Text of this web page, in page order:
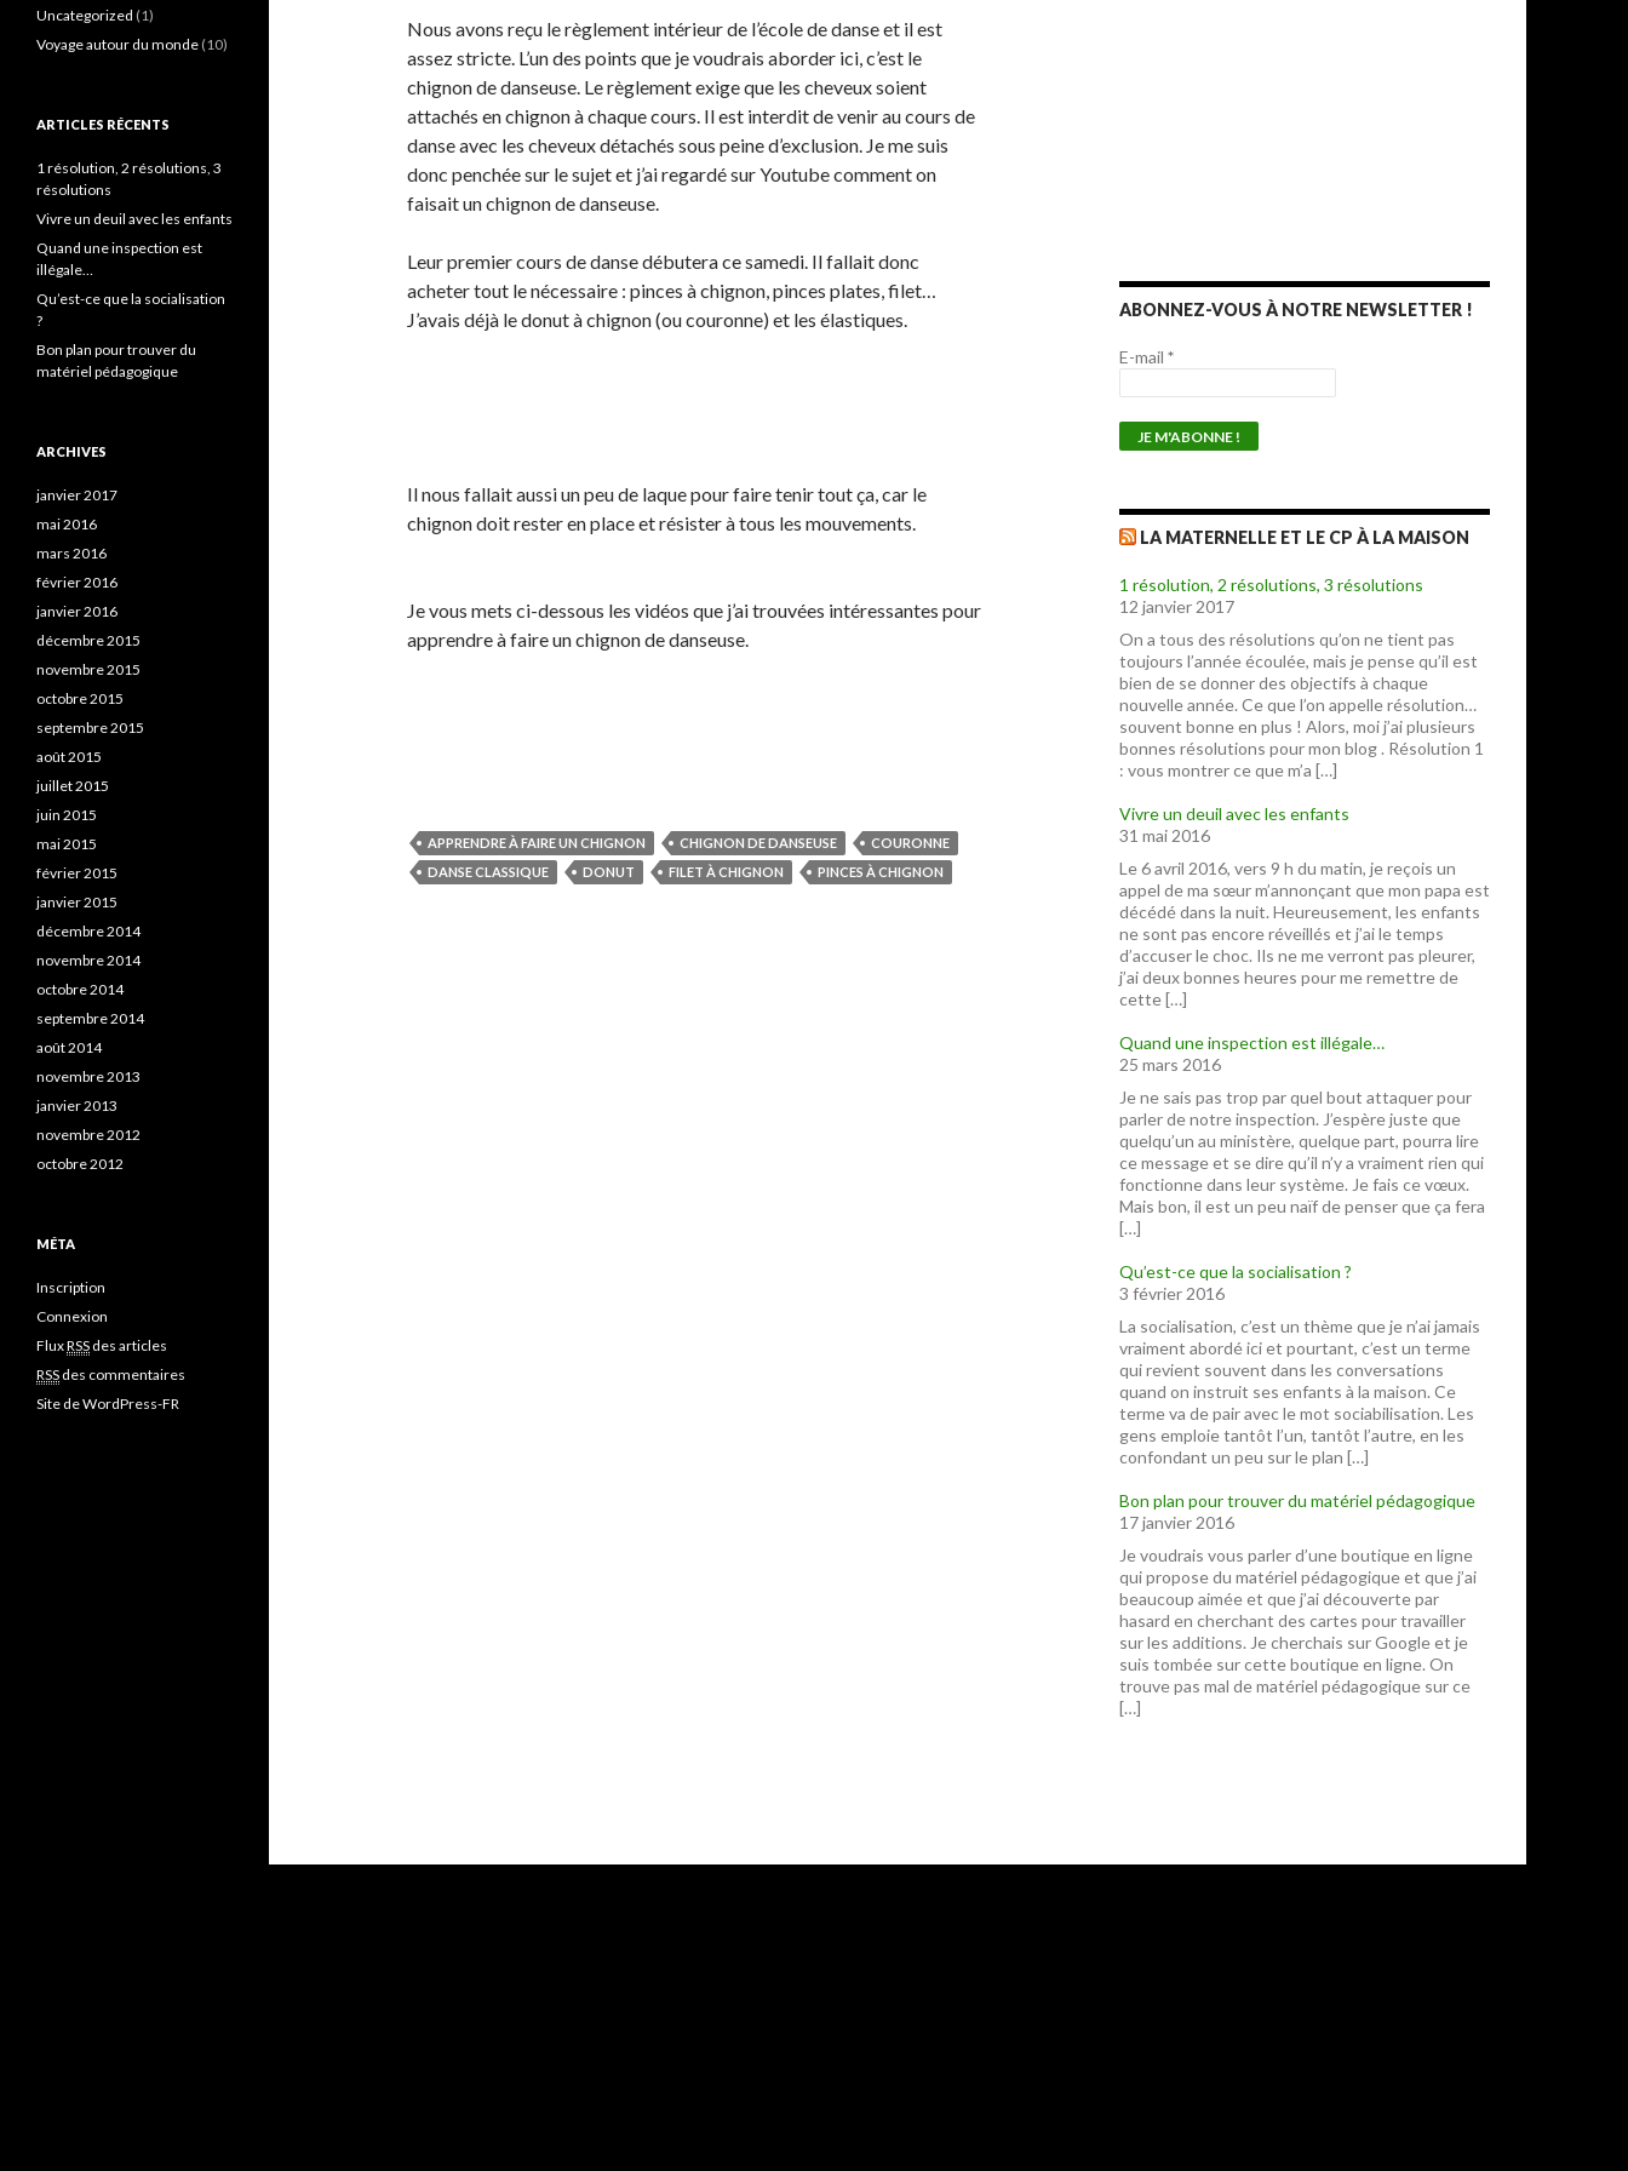
Nous avons reçu le règlement intérieur de l’école de danse et il est
assez stricte. L’un des points que je voudrais aborder ici, c’est le
chignon de danseuse. Le règlement exige que les cheveux soient
attachés en chignon à chaque cours. Il est interdit de venir au cours de
danse avec les cheveux détachés sous peine d’exclusion. Je me suis
donc penchée sur le sujet et j’ai regardé sur Youtube comment on
faisait un chignon de danseuse.
Leur premier cours de danse débutera ce samedi. Il fallait donc
acheter tout le nécessaire : pinces à chignon, pinces plates, filet…
J’avais déjà le donut à chignon (ou couronne) et les élastiques.
Il nous fallait aussi un peu de laque pour faire tenir tout ça, car le
chignon doit rester en place et résister à tous les mouvements.
Je vous mets ci-dessous les vidéos que j’ai trouvées intéressantes pour
apprendre à faire un chignon de danseuse.
APPRENDRE À FAIRE UN CHIGNON CHIGNON DE DANSEUSE
COURONNE
DANSE CLASSIQUE
DONUT FILET À CHIGNON PINCES À CHIGNON
ABONNEZ-VOUS À NOTRE NEWSLETTER !
E-mail *
LA MATERNELLE ET LE CP À LA MAISON
1 résolution, 2 résolutions, 3 résolutions
12 janvier 2017
On a tous des résolutions qu’on ne tient pas
toujours l’année écoulée, mais je pense qu’il est
bien de se donner des objectifs à chaque
nouvelle année. Ce que l’on appelle résolution…
souvent bonne en plus ! Alors, moi j’ai plusieurs
bonnes résolutions pour mon blog . Résolution 1
: vous montrer ce que m’a […]
Vivre un deuil avec les enfants
31 mai 2016
Le 6 avril 2016, vers 9 h du matin, je reçois un
appel de ma sœur m’annonçant que mon papa est
décédé dans la nuit. Heureusement, les enfants
ne sont pas encore réveillés et j’ai le temps
d’accuser le choc. Ils ne me verront pas pleurer,
j’ai deux bonnes heures pour me remettre de
cette […]
Quand une inspection est illégale…
25 mars 2016
Je ne sais pas trop par quel bout attaquer pour
parler de notre inspection. J’espère juste que
quelqu’un au ministère, quelque part, pourra lire
ce message et se dire qu’il n’y a vraiment rien qui
fonctionne dans leur système. Je fais ce vœux.
Mais bon, il est un peu naïf de penser que ça fera
[…]
Qu’est-ce que la socialisation ?
3 février 2016
La socialisation, c’est un thème que je n’ai jamais
vraiment abordé ici et pourtant, c’est un terme
qui revient souvent dans les conversations
quand on instruit ses enfants à la maison. Ce
terme va de pair avec le mot sociabilisation. Les
gens emploie tantôt l’un, tantôt l’autre, en les
confondant un peu sur le plan […]
Bon plan pour trouver du matériel pédagogique
17 janvier 2016
Je voudrais vous parler d’une boutique en ligne
qui propose du matériel pédagogique et que j’ai
beaucoup aimée et que j’ai découverte par
hasard en cherchant des cartes pour travailler
sur les additions. Je cherchais sur Google et je
suis tombée sur cette boutique en ligne. On
trouve pas mal de matériel pédagogique sur ce
[…]
Uncategorized (1)
Voyage autour du monde (10)
ARTICLES RÉCENTS
1 résolution, 2 résolutions, 3
résolutions
Vivre un deuil avec les enfants
Quand une inspection est
illégale…
Qu’est-ce que la socialisation
?
Bon plan pour trouver du
matériel pédagogique
ARCHIVES
janvier 2017
mai 2016
mars 2016
février 2016
janvier 2016
décembre 2015
novembre 2015
octobre 2015
septembre 2015
août 2015
juillet 2015
juin 2015
mai 2015
février 2015
janvier 2015
décembre 2014
novembre 2014
octobre 2014
septembre 2014
août 2014
novembre 2013
janvier 2013
novembre 2012
octobre 2012
MÉTA
Inscription
Connexion
FluxRSS des articles
RSS des commentaires
Site de WordPress-FR